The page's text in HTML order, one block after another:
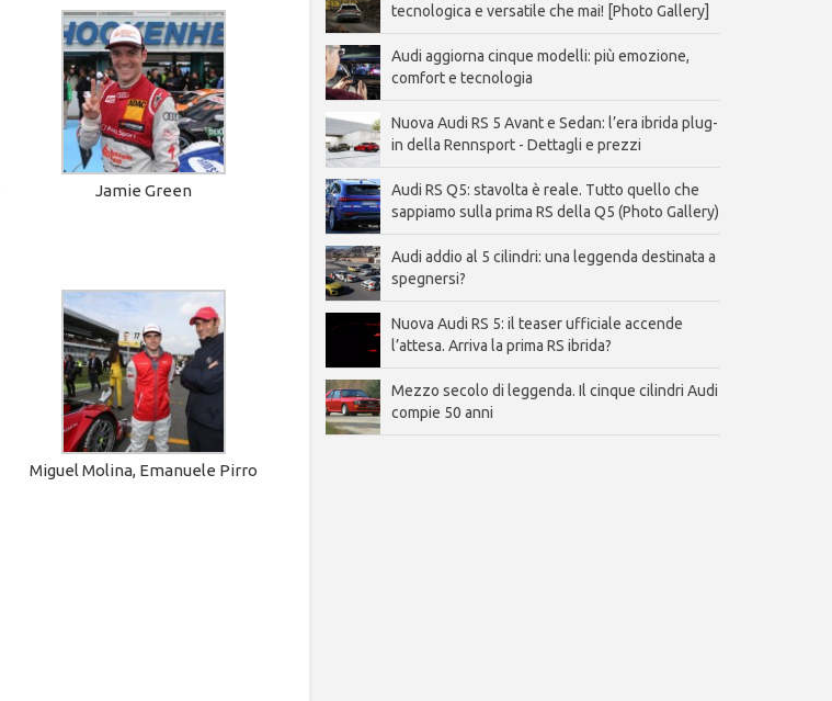
Jamie Green
Miguel Molina, Emanuele Pirro
tecnologica e versatile che mai! [Photo Gallery]
Audi aggiorna cinque modelli: più emozione,
comfort e tecnologia
Nuova Audi RS 5 Avant e Sedan: l’era ibrida plug-
in della Rennsport - Dettagli e prezzi
Audi RS Q5: stavolta è reale. Tutto quello che
sappiamo sulla prima RS della Q5 (Photo Gallery)
Audi addio al 5 cilindri: una leggenda destinata a
spegnersi?
Nuova Audi RS 5: il teaser ufficiale accende
l’attesa. Arriva la prima RS ibrida?
Mezzo secolo di leggenda. Il cinque cilindri Audi
compie 50 anni